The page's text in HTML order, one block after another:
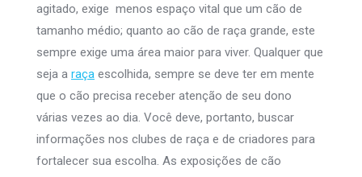
agitado, exige menos espaço vital que um cão de
tamanho médio; quanto ao cão de raça grande, este
sempre exige uma área maior para viver. Qualquer que
seja a raça escolhida, sempre se deve ter em mente
que o cão precisa receber atenção de seu dono
várias vezes ao dia. Você deve, portanto, buscar
informações nos clubes de raça e de criadores para
fortalecer sua escolha. As exposições de cão